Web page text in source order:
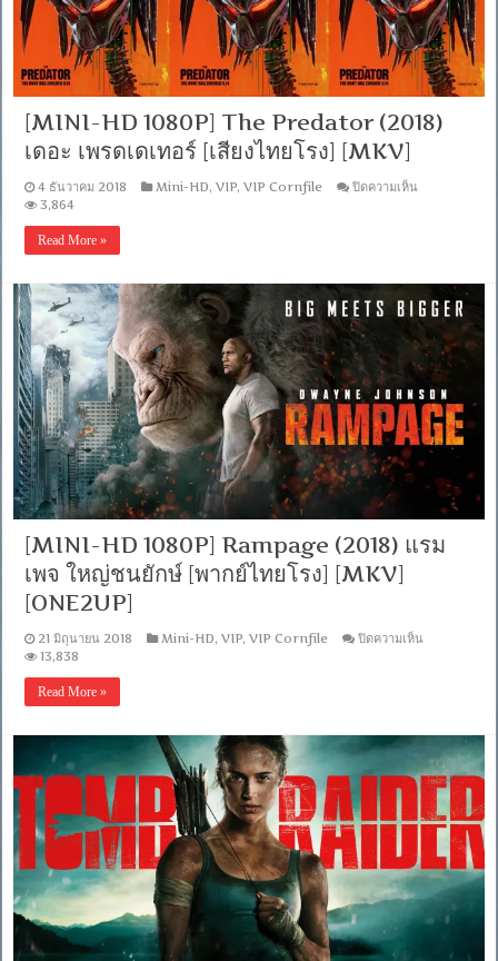
และ
นาฬิกา
อาถรรพ์
[พากย์
ไทย
โรง]
[MKV]
[MINI-HD 1080P] The Predator (2018)
เดอะ เพรดเดเทอร์ [เสียงไทยโรง] [MKV]
4 ธันวาคม 2018 Mini-HD,VIP,VIP Cornfile ปิดความเห็นบน
(2018)
เดอะ
เพ
รด
เด
เท
อร์
[เสียง
ไทย
โรง]
[MKV]
3,864
Read More »
[MINI-HD 1080P] Rampage (2018) แรม
เพจ ใหญ่ชนยักษ์ [พากย์ไทยโรง] [MKV]
[ONE2UP]
21 มิถุนายน 2018 Mini-HD,VIP,VIP Cornfile ปิดความเห็น
แรม
เพจ
ใหญ่
ชน
ยักษ์
[พากย์
ไทย
โรง]
[MKV]
[ONE2UP]
13,838
Read More »